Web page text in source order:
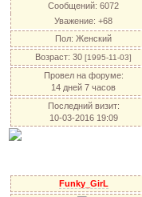
Сообщений: 6072
Уважение: +68
Пол: Женский
Возраст: 30 [1995-11-03]
Провел на форуме:
14 дней 7 часов
Последний визит:
10-03-2016 19:09
Funky_GirL